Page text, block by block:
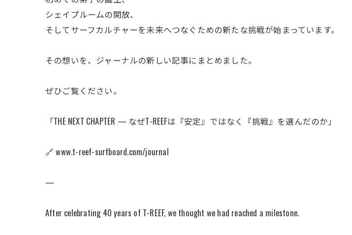
シェイプルームの開放、
そしてサーフカルチャーを未来へつなぐための新たな挑戦が始まっています。
その想いを、ジャーナルの新しい記事にまとめました。
ぜひご覧ください。
「THE NEXT CHAPTER — なぜT-REEFは『安定』ではなく『挑戦』を選んだのか」
🔗 www.t-reef-surfboard.com/journal
—
After celebrating 40 years of T-REEF, we thought we had reached a milestone.